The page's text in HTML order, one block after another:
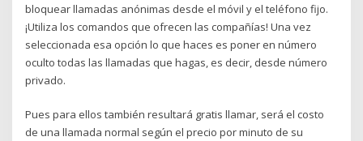
bloquear llamadas anónimas desde el móvil y el teléfono fijo.
¡Utiliza los comandos que ofrecen las compañías! Una vez
seleccionada esa opción lo que haces es poner en número
oculto todas las llamadas que hagas, es decir, desde número
privado.
Pues para ellos también resultará gratis llamar, será el costo
de una llamada normal según el precio por minuto de su